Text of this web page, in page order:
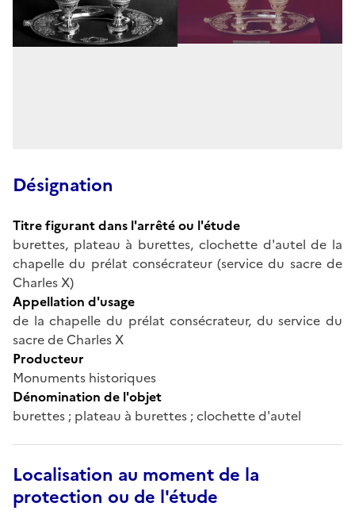
Désignation
Titre figurant dans l'arrêté ou l'étude
burettes, plateau à burettes, clochette d'autel de la
chapelle du prélat consécrateur (service du sacre de
Charles X)
Appellation d'usage
de la chapelle du prélat consécrateur, du service du
sacre de Charles X
Producteur
Monuments historiques
Dénomination de l'objet
burettes ; plateau à burettes ; clochette d'autel
Localisation au moment de la
protection ou de l'étude